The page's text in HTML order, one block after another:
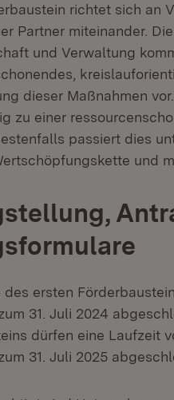
richtet sich an
Partner miteinander.
und Verwaltung
dieser Maßnahmen
zu einer
passiert dies
und
des ersten
31. Juli 2024
dürfen eine Laufzeit
31. Juli 2025